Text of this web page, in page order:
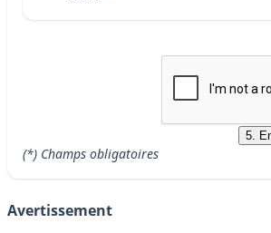
(*) Champs obligatoires
Avertissement